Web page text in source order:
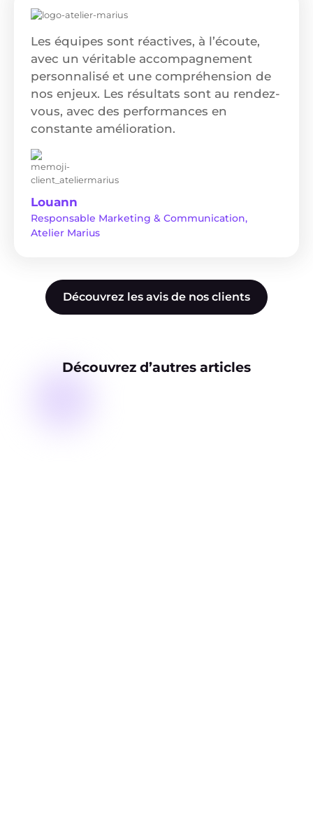
Les équipes sont réactives, à l’écoute,
avec un véritable accompagnement
personnalisé et une compréhension de
nos enjeux. Les résultats sont au rendez-
vous, avec des performances en
constante amélioration.
Louann
Responsable Marketing & Communication,
Atelier Marius
Découvrez les avis de nos clients
Découvrez d’autres articles